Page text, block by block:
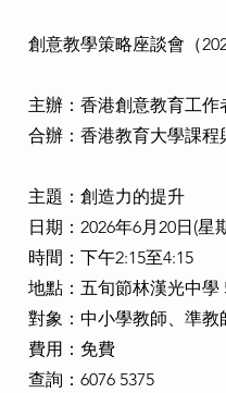
創意教學策略座談會（
主辦：香港創意教育工
合辦：香港教育大學課
主題：創造力的提升
日期：2026年6月20日(星
時間：下午2:15至4:15
地點：五旬節林漢光中學
對象：中小學教師、準教
費用：免費
查詢：6076 5375